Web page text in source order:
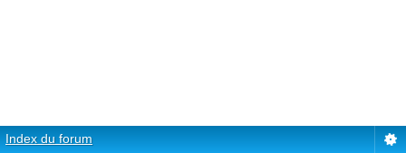
Index du forum